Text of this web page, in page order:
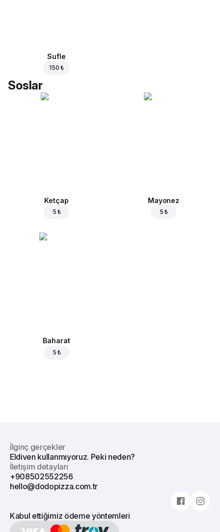
Sufle
150 ₺
Soslar
Ketçap
5 ₺
Mayonez
5 ₺
Baharat
5 ₺
İlginç gerçekler
Eldiven kullanmıyoruz. Peki neden?
İletişim detayları
+908502552256
hello@dodopizza.com.tr
Kabul ettiğimiz ödeme yöntemleri